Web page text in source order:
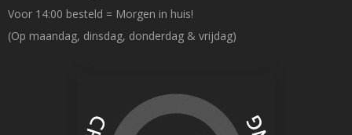
Voor 14:00 besteld = Morgen in huis!
(Op maandag, dinsdag, donderdag & vrijdag)